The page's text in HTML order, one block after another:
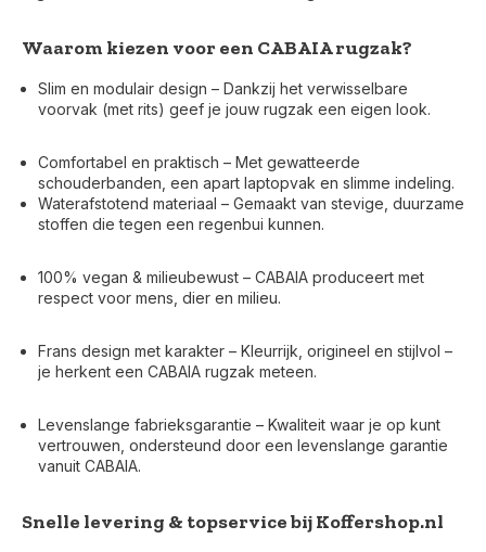
Waarom kiezen voor een CABAIA rugzak?
Slim en modulair design – Dankzij het verwisselbare
voorvak (met rits) geef je jouw rugzak een eigen look.
Comfortabel en praktisch – Met gewatteerde
schouderbanden, een apart laptopvak en slimme indeling.
Waterafstotend materiaal – Gemaakt van stevige, duurzame
stoffen die tegen een regenbui kunnen.
100% vegan & milieubewust – CABAIA produceert met
respect voor mens, dier en milieu.
Frans design met karakter – Kleurrijk, origineel en stijlvol –
je herkent een CABAIA rugzak meteen.
Levenslange fabrieksgarantie – Kwaliteit waar je op kunt
vertrouwen, ondersteund door een levenslange garantie
vanuit CABAIA.
Snelle levering & topservice bij Koffershop.nl